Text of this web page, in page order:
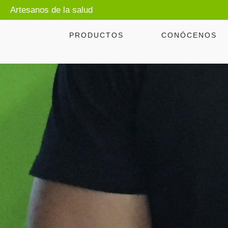
Artesanos de la salud
PRODUCTOS CONÓCENOS